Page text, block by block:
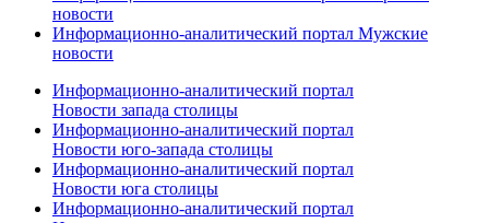
новости
Информационно-аналитический портал Мужские
новости
Информационно-аналитический портал
Новости запада столицы
Информационно-аналитический портал
Новости юго-запада столицы
Информационно-аналитический портал
Новости юга столицы
Информационно-аналитический портал